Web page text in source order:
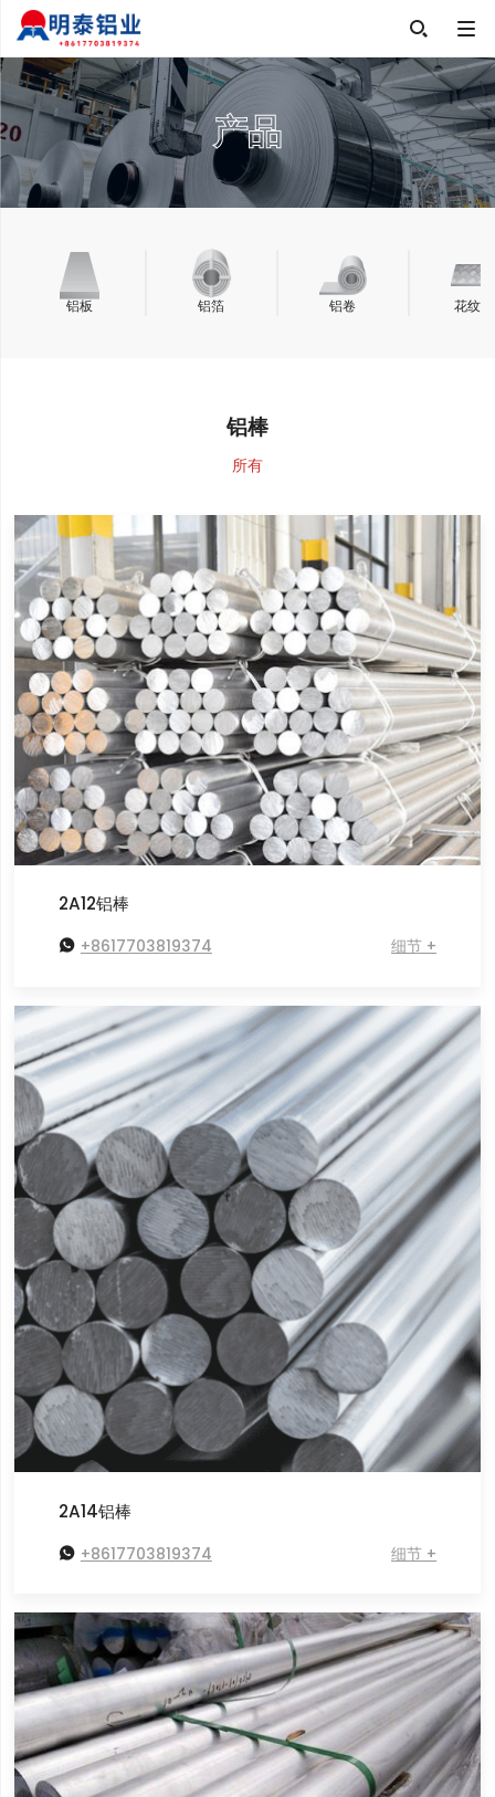

产品
铝板 铝箔 铝卷 花纹板
铝棒
所有
2A12铝棒
 +8617703819374 细节 +
2A14铝棒
 +8617703819374 细节 +